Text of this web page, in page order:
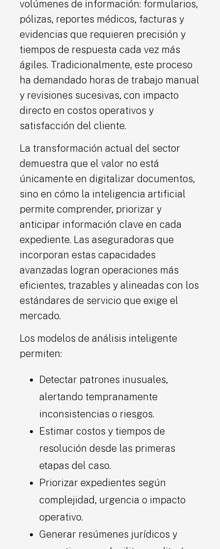
volúmenes de información: formularios,
pólizas, reportes médicos, facturas y
evidencias que requieren precisión y
tiempos de respuesta cada vez más
ágiles. Tradicionalmente, este proceso
ha demandado horas de trabajo manual
y revisiones sucesivas, con impacto
directo en costos operativos y
satisfacción del cliente.
La transformación actual del sector
demuestra que el valor no está
únicamente en digitalizar documentos,
sino en cómo la inteligencia artificial
permite comprender, priorizar y
anticipar información clave en cada
expediente. Las aseguradoras que
incorporan estas capacidades
avanzadas logran operaciones más
eficientes, trazables y alineadas con los
estándares de servicio que exige el
mercado.
Los modelos de análisis inteligente
permiten:
Detectar patrones inusuales,
alertando tempranamente
inconsistencias o riesgos.
Estimar costos y tiempos de
resolución desde las primeras
etapas del caso.
Priorizar expedientes según
complejidad, urgencia o impacto
operativo.
Generar resúmenes jurídicos y